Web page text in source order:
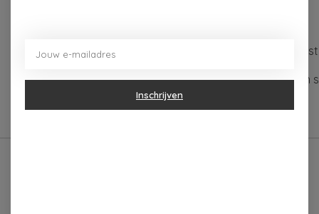
Gepresenteerd als een set van drie in een prachtig
Viscose afgeleid van bamboe met nylon stiksels. Vrij
Inschrijven